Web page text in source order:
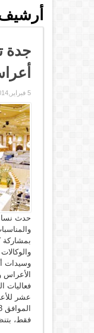
5 فبراير,2014
حدث
بمشاركة
وسيدات
فعاليات
فقط،